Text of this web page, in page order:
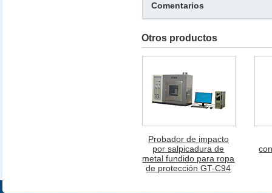
Comentarios
Otros productos
Probador de impacto
por salpicadura de
metal fundido para ropa
de protección GT-C94